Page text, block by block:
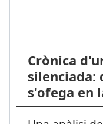
Crònica
silenciada:
s'ofega en